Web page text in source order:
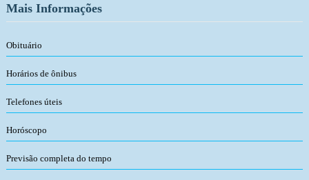
Mais Informações
Obituário
Horários de ônibus
Telefones úteis
Horóscopo
Previsão completa do tempo